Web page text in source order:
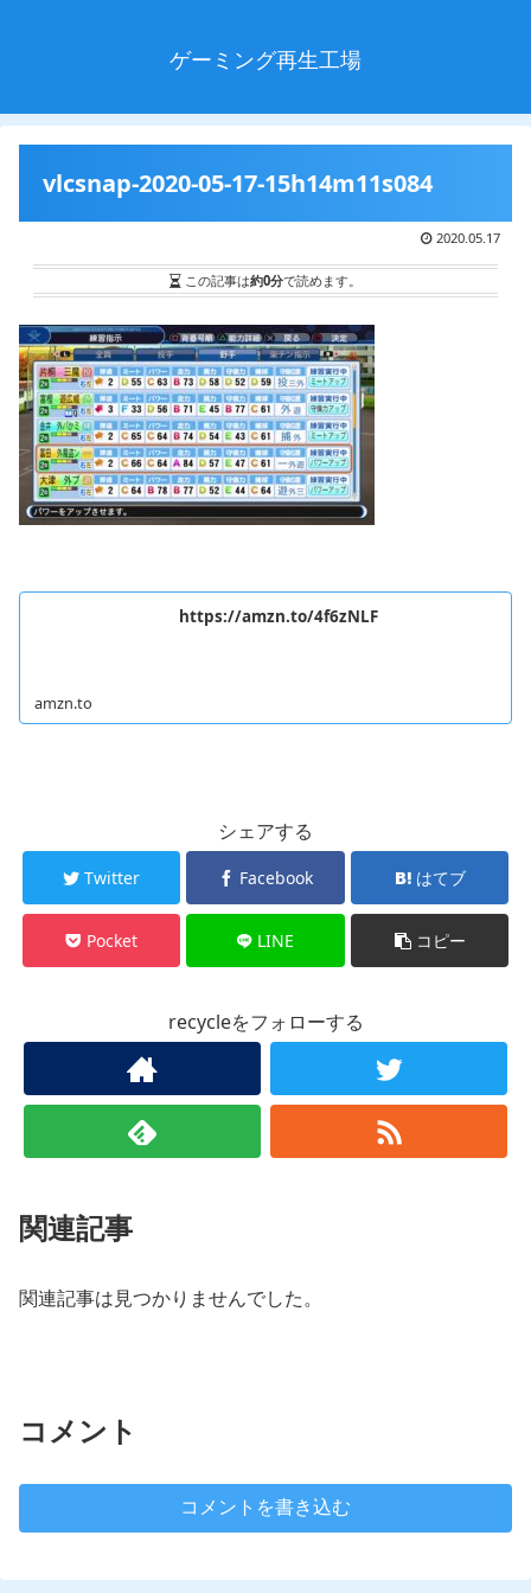
ゲーミング再生工場
vlcsnap-2020-05-17-15h14m11s084
2020.05.17
この記事は約0分で読めます。
https://amzn.to/4f6zNLF
amzn.to
シェアする
Twitter Facebook はてブ
Pocket LINE コピー
recycleをフォローする
関連記事
関連記事は見つかりませんでした。
コメント
コメントを書き込む